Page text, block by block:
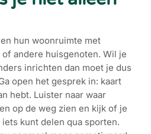
hun woonruimte met
andere huisgenoten. Wil je
inrichten dan moet je dus
open het gesprek in: kaart
hebt. Luister naar waar
op de weg zien en kijk of je
kunt delen qua sporten.